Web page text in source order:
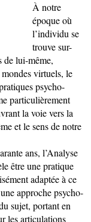
À notre
époque où
l’individu se
trouve sur-
de lui-même,
virtuels, le
psycho-
particulièrement
la voie vers la
et le sens de notre
ans, l’Analyse
être une pratique
adaptée à ce
approche psycho-
sujet, portant en
les articulations